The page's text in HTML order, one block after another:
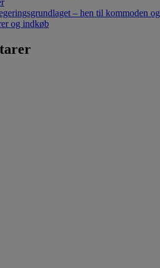
– hen til kommoden
og indkøb